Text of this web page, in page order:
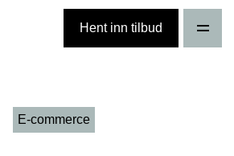
Hent inn tilbud
E-commerce